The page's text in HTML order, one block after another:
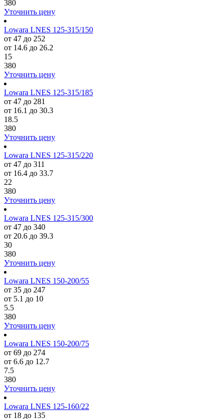
380
Уточнить цену
Lowara LNES 125-315/150
от 47 до 252
от 14.6 до 26.2
15
380
Уточнить цену
Lowara LNES 125-315/185
от 47 до 281
от 16.1 до 30.3
18.5
380
Уточнить цену
Lowara LNES 125-315/220
от 47 до 311
от 16.4 до 33.7
22
380
Уточнить цену
Lowara LNES 125-315/300
от 47 до 340
от 20.6 до 39.3
30
380
Уточнить цену
Lowara LNES 150-200/55
от 35 до 247
от 5.1 до 10
5.5
380
Уточнить цену
Lowara LNES 150-200/75
от 69 до 274
от 6.6 до 12.7
7.5
380
Уточнить цену
Lowara LNES 125-160/22
от 18 до 135